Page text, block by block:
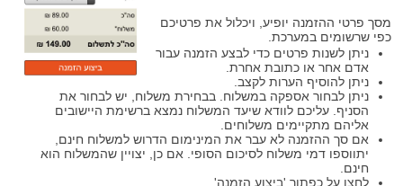
מסך פרטי ההזמנה יופיע, ויכלול את פרטיכם
כפי שרשומים במערכת.
ניתן לשנות פרטים כדי לבצע הזמנה עבור
אדם אחר או כתובת אחרת.
ניתן להוסיף הערות לקצב.
ניתן לבחור אספקה במשלוח. בבחירת משלוח, יש לבחור את
הסניף. עליכם לוודא שיעד המשלוח נמצא ברשימת היישובים
אליהם מתקיימים משלוחים.
אם סך ההזמנה לא עבר את המינימום הדרוש למשלוח חינם,
יתווספו דמי משלוח לסיכום הסופי. אם כן, יצויין שהמשלוח הוא
חינם.
לחצו על כפתור 'ביצוע הזמנה'.